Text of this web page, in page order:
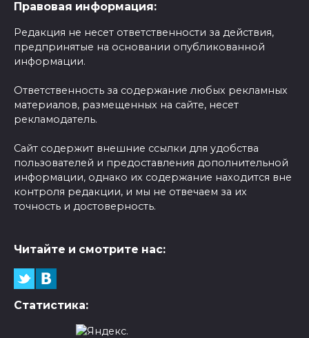
Правовая информация:
Редакция не несет ответственности за действия,
предпринятые на основании опубликованной
информации.
Ответственность за содержание любых рекламных
материалов, размещенных на сайте, несет
рекламодатель.
Сайт содержит внешние ссылки для удобства
пользователей и предоставления дополнительной
информации, однако их содержание находится вне
контроля редакции, и мы не отвечаем за их
точность и достоверность.
Читайте и смотрите нас:
Статистика: